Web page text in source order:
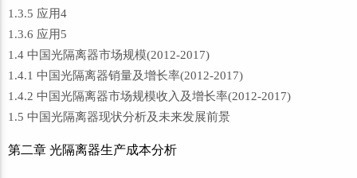
1.3.5 应用4
1.3.6 应用5
1.4 中国光隔离器市场规模(2012-2017)
1.4.1 中国光隔离器销量及增长率(2012-2017)
1.4.2 中国光隔离器市场规模收入及增长率(2012-2017)
1.5 中国光隔离器现状分析及未来发展前景
第二章 光隔离器生产成本分析